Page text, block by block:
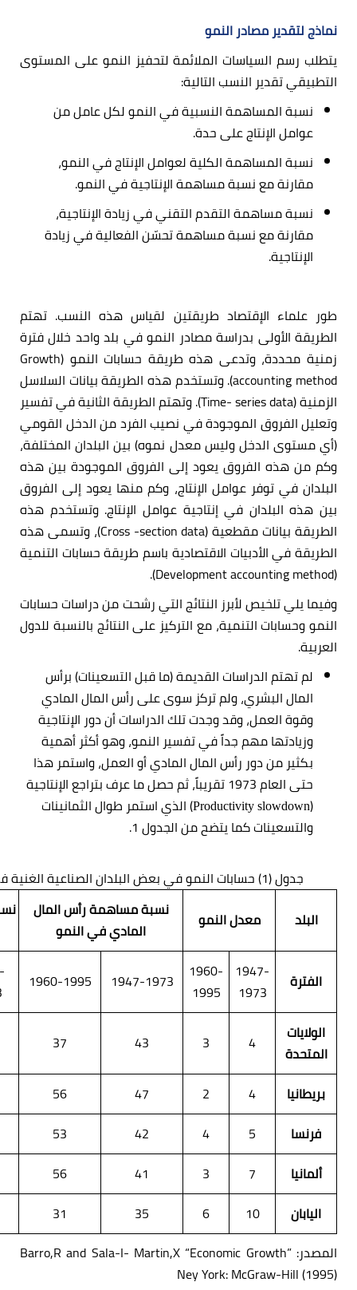
نماذج لتقدير مصادر النمو
يتطلب رسم السياسات الملائمة لتحفيز النمو على المستوى
التطبيقي تقدير النسب التالية:
نسبة المساهمة النسبية في النمو لكل عامل من
عوامل الإنتاج على حدة.
نسبة المساهمة الكلية لعوامل الإنتاج في النمو،
مقارنة مع نسبة مساهمة الإنتاجية في النمو.
نسبة مساهمة التقدم التقني في زيادة الإنتاجية،
مقارنة مع نسبة مساهمة تحسّن الفعالية في زيادة
الإنتاجية.
طور علماء الإقتصاد طريقتين لقياس هذه النسب. تهتم
الطريقة الأولى بدراسة مصادر النمو في بلد واحد خلال فترة
زمنية محددة، وتدعى هذه طريقة حسابات النمو (Growth
accounting method). وتستخدم هذه الطريقة بيانات السلاسل
الزمنية (Time- series data). وتهتم الطريقة الثانية في تفسير
وتعليل الفروق الموجودة في نصيب الفرد من الدخل القومي
(أي مستوى الدخل وليس معدل نموه) بين البلدان المختلفة،
وكم من هذه الفروق يعود إلى الفروق الموجودة بين هذه
البلدان في توفر عوامل الإنتاج، وكم منها يعود إلى الفروق
بين هذه البلدان في إنتاجية عوامل الإنتاج. وتستخدم هذه
الطريقة بيانات مقطعية (Cross -section data)، وتسمى هذه
الطريقة في الأدبيات الاقتصادية باسم طريقة حسابات التنمية
(Development accounting method).
وفيما يلي تلخيص لأبرز النتائج التي رشحت من دراسات حسابات
النمو وحسابات التنمية، مع التركيز على النتائج بالنسبة للدول
العربية.
لم تهتم الدراسات القديمة (ما قبل التسعينات) برأس
المال البشري، ولم تركز سوى على رأس المال المادي
وقوة العمل، وقد وجدت تلك الدراسات أن دور الإنتاجية
وزيادتها مهم جداً في تفسير النمو، وهو أكثر أهمية
بكثير من دور رأس المال المادي أو العمل، واستمر هذا
حتى العام 1973 تقريباً، ثم حصل ما عرف بتراجع الإنتاجية
(
Productivity slowdown) الذي استمر طوال الثمانينات
والتسعينات كما يتضح من الجدول 1.
جدول (1) حسابات النمو في بعض البلدان الصناعية الغنية في فترتي (1947-1973) و (1960-1995)
البلد
معدل النمو
نسبة مساهمة رأس المال
المادي في النمو
الفترة
1947-
1973
1960-
1995
1947-1973
1960-1995
الولايات
المتحدة
4
3
43
37
بريطانيا 4
2
47
56
فرنسا
5
4
42
53
ألمانيا
7
3
41
56
اليابان
10
6
35
31
المصدر: Barro,R and Sala-I- Martin,X “Economic Growth”
Ney York: McGraw-Hill (1995)